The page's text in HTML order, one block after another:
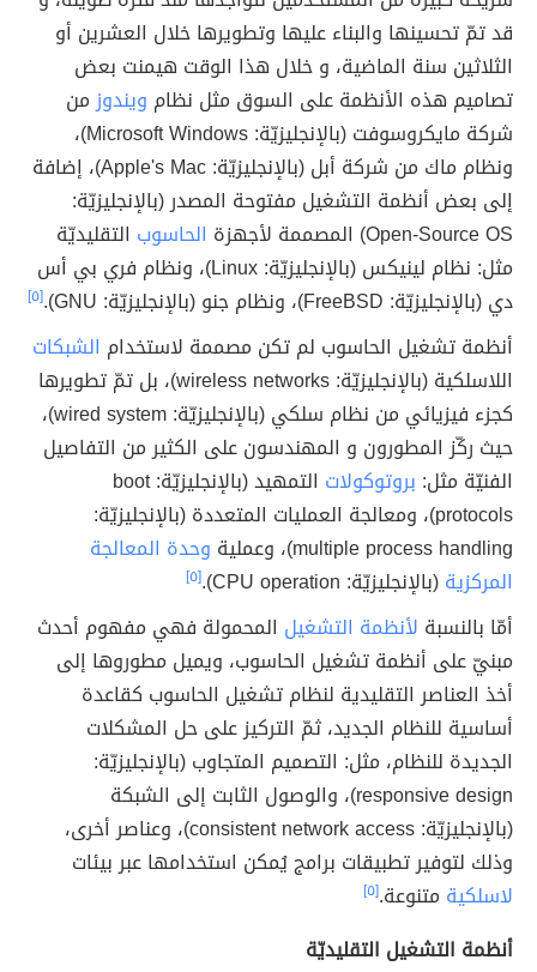
قد تمّ تحسينها والبناء عليها وتطويرها خلال العشرين أو
الثلاثين سنة الماضية، و خلال هذا الوقت هيمنت بعض
تصاميم هذه الأنظمة على السوق مثل نظام ويندوزمن
شركة مايكروسوفت (بالإنجليزيّة: Microsoft Windows)،
ونظام ماك من شركة أبل (بالإنجليزيّة: Apple's Mac)، إضافة
إلى بعض أنظمة التشغيل مفتوحة المصدر (بالإنجليزيّة:
Open-Source OS) المصممة لأجهزة
الحاسوب التقليديّة
مثل: نظام لينيكس (بالإنجليزيّة: Linux)، ونظام فري بي أس
دي (بالإنجليزيّة: FreeBSD)، ونظام جنو (بالإنجليزيّة: GNU).
[٥]
أنظمة تشغيل الحاسوب لم تكن مصممة لاستخدام الشبكات
اللاسلكية (بالإنجليزيّة: wireless networks)، بل تمّ تطويرها
كجزء فيزيائي من نظام سلكي (بالإنجليزيّة: wired system)،
حيث ركّز المطورون و المهندسون على الكثير من التفاصيل
الفنيّة مثل: بروتوكولات
التمهيد (بالإنجليزيّة: boot
protocols)، ومعالجة العمليات المتعددة (بالإنجليزيّة:
multiple process handling)، وعملية
وحدة المعالجة
المركزية(بالإنجليزيّة: CPU operation). [٥]
أمّا بالنسبة لأنظمة التشغيل المحمولة فهي مفهوم أحدث
مبنيّ على أنظمة تشغيل الحاسوب، ويميل مطوروها إلى
أخذ العناصر التقليدية لنظام تشغيل الحاسوب كقاعدة
أساسية للنظام الجديد، ثمّ التركيز على حل المشكلات
الجديدة للنظام، مثل: التصميم المتجاوب (بالإنجليزيّة:
responsive design)، والوصول الثابت إلى الشبكة
(بالإنجليزيّة: consistent network access)، وعناصر أخرى،
وذلك لتوفير تطبيقات برامج يُمكن استخدامها عبر بيئات
لاسلكية متنوعة.[٥]
أنظمة التشغيل التقليديّة